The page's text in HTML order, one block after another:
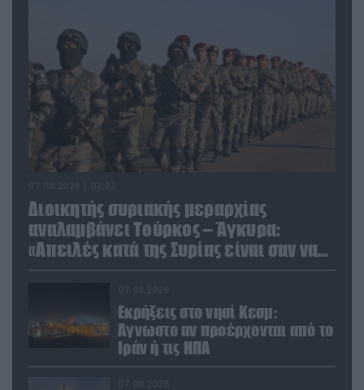
Διοικητής συριακής μεραρχίας
αναλαμβάνει Τούρκος – Άγκυρα:
«Απειλές κατά της Συρίας είναι σαν να
απειλούν εμάς»
Εκρήξεις στο νησί Κεσμ:
Άγνωστο αν προέρχονται από το
Ιράν ή τις ΗΠΑ